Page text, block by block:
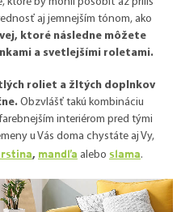
aj jemnejším tónom, ako
ktoré následne môžete
a svetlejšími roletami.
roliet a žltých doplnkov
Obzvlášť takú kombináciu
interiérom pred tými
u Vás doma chystáte aj Vy,
, mandľa alebo slama.